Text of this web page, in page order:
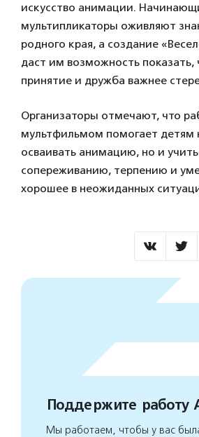
искусство анимации.
мультипликаторы оживляют
родного края, а создание
даст им возможность показать,
принятие и дружба важнее
Организаторы отмечают, что
мультфильмом помогает детям
осваивать анимацию, но и
сопереживанию, терпению и
хорошее в неожиданных
Поддержите работу
Мы работаем, чтобы у вас